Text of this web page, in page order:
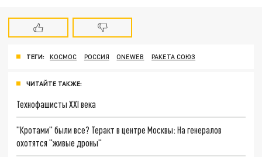
ТЕГИ: КОСМОС РОССИЯ ONEWEB РАКЕТА СОЮЗ
ЧИТАЙТЕ ТАКЖЕ:
Технофашисты XXI века
"Кротами" были все? Теракт в центре Москвы: На генералов
охотятся "живые дроны"